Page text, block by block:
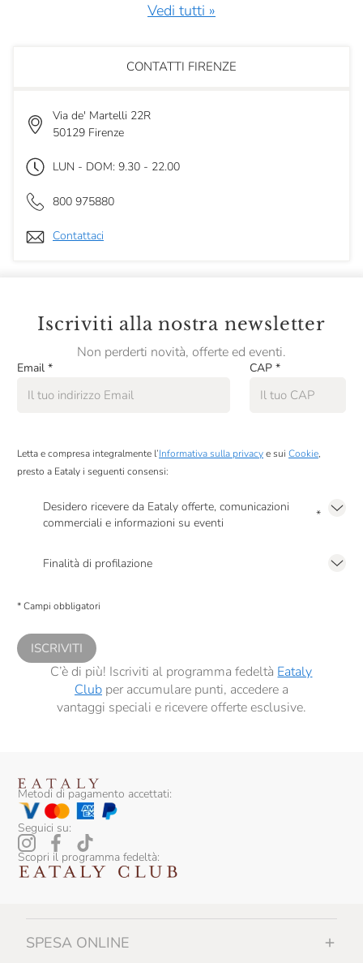
Vedi tutti »
CONTATTI FIRENZE
Via de' Martelli 22R
50129 Firenze
LUN - DOM: 9.30 - 22.00
800 975880
Contattaci
Iscriviti alla nostra newsletter
Non perderti novità, offerte ed eventi.
Email * CAP *
Letta e compresa integralmente l’Informativa sulla privacye sui Cookie,
presto a Eataly i seguenti consensi:
Desidero ricevere da Eataly offerte, comunicazioni
commerciali e informazioni su eventi
*
Finalità di profilazione
comunicazioni commerciali personalizzate, in caso di consenso prestato ai
* Campi obbligatori
ISCRIVITI
C’è di più! Iscriviti al programma fedeltà Eataly
Clubper accumulare punti, accedere a
vantaggi speciali e ricevere offerte esclusive.
Metodi di pagamento accettati:
Seguici su:
Scopri il programma fedeltà:
SPESA ONLINE